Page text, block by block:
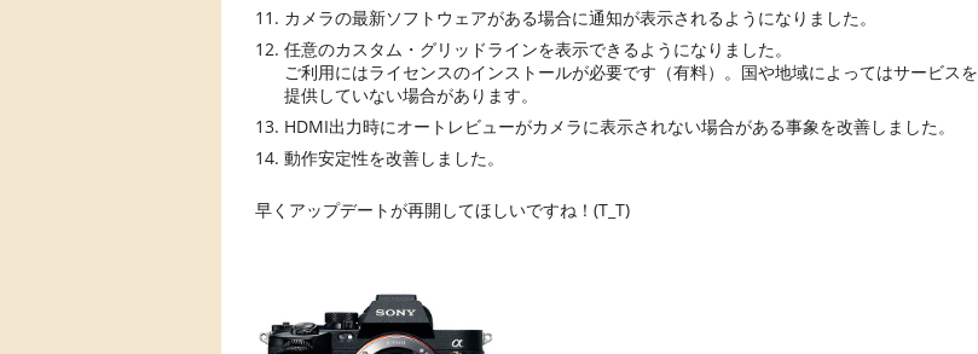
カメラの最新ソフトウェアがある場合に通知が表示されるようになりました。
任意のカスタム・グリッドラインを表示できるようになりました。
ご利用にはライセンスのインストールが必要です（有料）。国や地域によってはサービスを
提供していない場合があります。
HDMI出力時にオートレビューがカメラに表示されない場合がある事象を改善しました。
動作安定性を改善しました。
早くアップデートが再開してほしいですね！(T_T)